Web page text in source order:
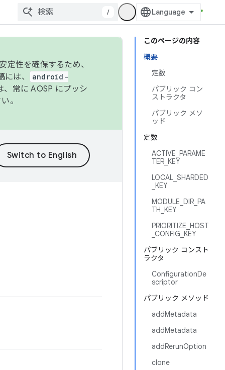
/
このページの内容
概要
定数
パブリック コン
ストラクタ
パブリック メソ
ッド
定数
ACTIVE_PARAME
TER_KEY
LOCAL_SHARDED
_KEY
MODULE_DIR_PA
TH_KEY
PRIORITIZE_HOST
_CONFIG_KEY
パブリック コンスト
ラクタ
ConfigurationDe
scriptor
パブリック メソッド
addMetadata
addMetadata
addRerunOption
clone
性を確保するため、
は、
android-
常に AOSP にプッシ
。